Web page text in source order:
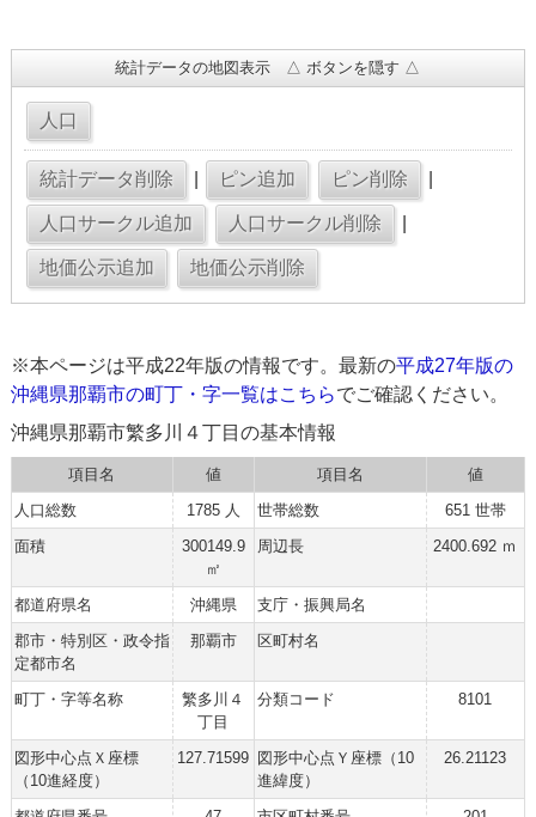
統計データの地図表示 △ ボタンを隠す △
※本ページは平成22年版の情報です。最新の平成27年版の
沖縄県那覇市の町丁・字一覧はこちらでご確認ください。
沖縄県那覇市繁多川４丁目の基本情報
項目名 値 項目名
値
人口総数
1785 人 世帯総数
651 世帯
面積
300149.9
㎡
周辺長 2400.692 ｍ
都道府県名 沖縄県
支庁・振興局名
郡市・特別区・政令指
定都市名
那覇市 区町村名
町丁・字等名称
繁多川４
丁目
分類コード 8101
図形中心点Ｘ座標
（10進経度）
127.71599 図形中心点Ｙ座標（10
進緯度）
26.21123